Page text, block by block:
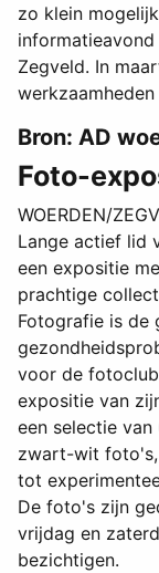
zo klein
Zegveld. In
Bron: AD
Foto-
WOERDEN/
Lange actief lid
een expositie
prachtige
Fotografie is de
voor de
expositie van
een selectie
zwart-wit
tot
De foto's zijn
vrijdag en
bezichtigen.